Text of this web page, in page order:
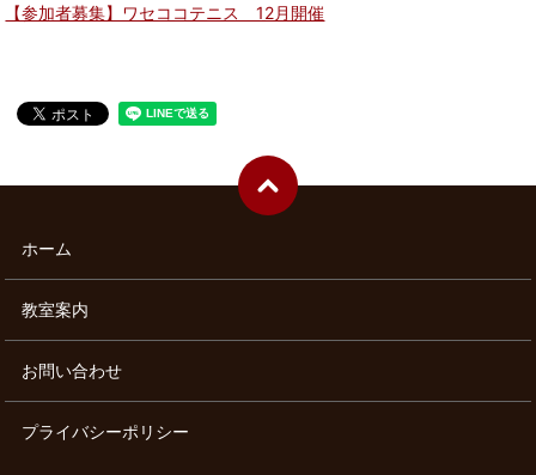
【参加者募集】ワセココテニス 12月開催
ホーム
教室案内
お問い合わせ
プライバシーポリシー